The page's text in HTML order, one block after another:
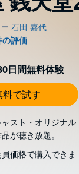
日間無料体験
で試す
スト・オリジナル
が聴き放題。
価格で購入できま